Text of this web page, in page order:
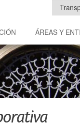
ÁREAS Y